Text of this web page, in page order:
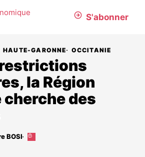
S'abonner
HAUTE-GARONNE OCCITANIE
la Région
des
BOSI
Cet